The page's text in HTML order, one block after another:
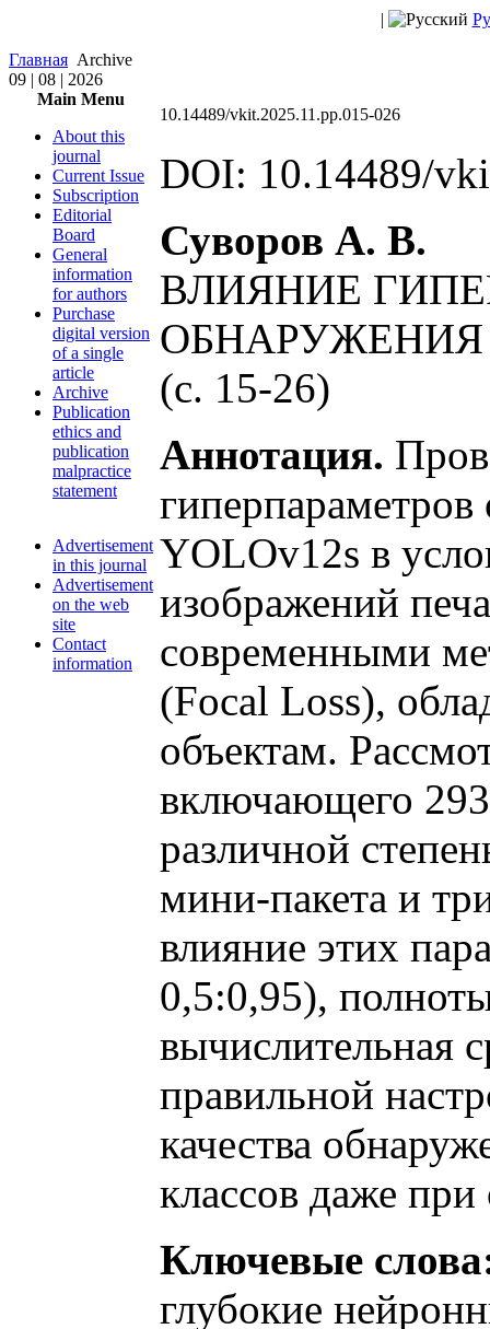
|
Главная Archive
09 | 08 | 2026
Main Menu
About this
journal
Current Issue
Subscription
Editorial
Board
General
information
for authors
Purchase
digital version
of a single
article
Archive
Publication
ethics and
publication
malpractice
statement
Advertisement
in this journal
Advertisement
on the web
site
Contact
information
10.14489/vkit.2025.11.pp.015-026
DOI: 10.14489/
Суворов А. В.
ВЛИЯНИЕ
(с. 15-26)
Аннотация.
YOLOv12s в
изображений
современными
(Focal Loss),
объектам.
включающего 293
различной
мини-пакета и
влияние этих
0,5:0,95),
вычислительная
правильной
качества
классов даже
Ключевые
глубокие